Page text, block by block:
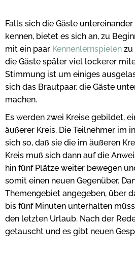
Falls sich die Gäste
kennen, bietet es sich an, zu
mit ein paar Kennenlernspielen zu
die Gäste später viel lockerer
Stimmung ist um einiges
sich das Brautpaar, die Gäste
machen.
Es werden zwei Kreise gebildet,
äußerer Kreis. Die Teilnehmer im
sich so, daß sie die im äußeren
Kreis muß sich dann auf die
hin fünf Plätze weiter bewegen
somit einen neuen Gegenüber.
Themengebiet angegeben, über
bis fünf Minuten unterhalten
den letzten Urlaub. Nach der
getauscht und es gibt neuen